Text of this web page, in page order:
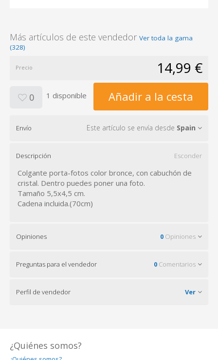
Más artículos de este vendedor Ver toda la gama
(328)
Precio 14,99 €
0 1 disponible Añadir a la cesta
Envío Este artículo se envía desde Spain
Descripción Esconder
Colgante porta-fotos color bronce, con cabuchón de
cristal. Dentro puedes poner una foto.
Tamaño 5,5x4,5 cm.
Cadena incluida.(70cm)
Opiniones 0 Opiniones
Preguntas para el vendedor 0 Comentarios
Perfil de vendedor Ver
¿Quiénes somos?